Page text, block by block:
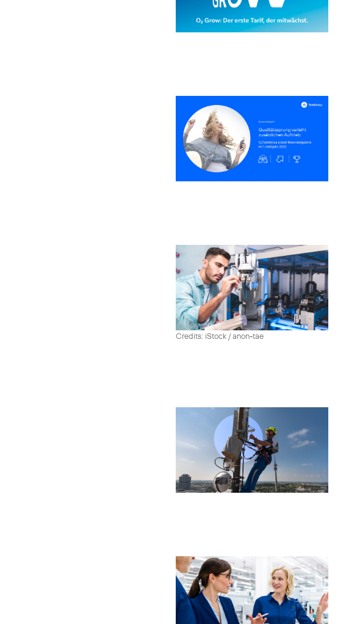
Credits: iStock / anon-tae